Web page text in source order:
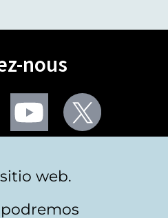
nous
Facebook Youtube
web.